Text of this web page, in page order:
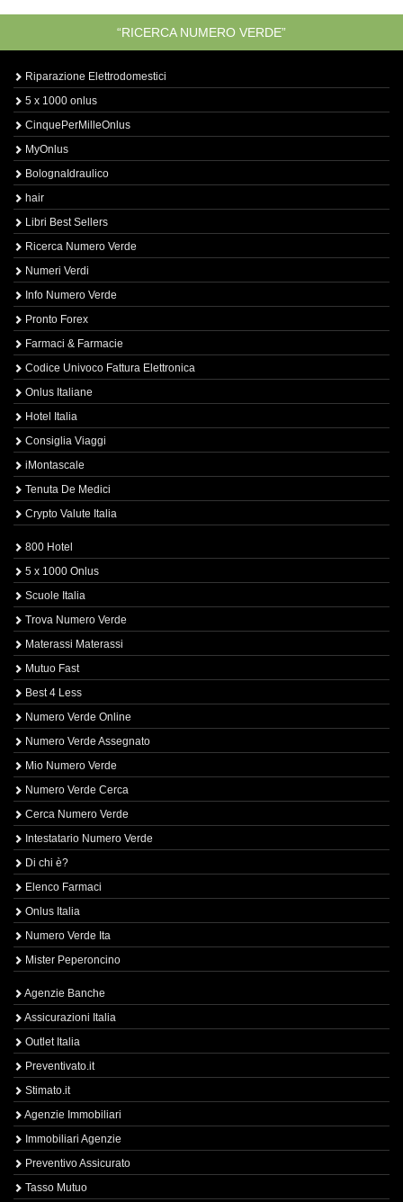
“RICERCA NUMERO VERDE”
Riparazione Elettrodomestici
5 x 1000 onlus
CinquePerMilleOnlus
MyOnlus
BolognaIdraulico
hair
Libri Best Sellers
Ricerca Numero Verde
Numeri Verdi
Info Numero Verde
Pronto Forex
Farmaci & Farmacie
Codice Univoco Fattura Elettronica
Onlus Italiane
Hotel Italia
Consiglia Viaggi
iMontascale
Tenuta De Medici
Crypto Valute Italia
800 Hotel
5 x 1000 Onlus
Scuole Italia
Trova Numero Verde
Materassi Materassi
Mutuo Fast
Best 4 Less
Numero Verde Online
Numero Verde Assegnato
Mio Numero Verde
Numero Verde Cerca
Cerca Numero Verde
Intestatario Numero Verde
Di chi è?
Elenco Farmaci
Onlus Italia
Numero Verde Ita
Mister Peperoncino
Agenzie Banche
Assicurazioni Italia
Outlet Italia
Preventivato.it
Stimato.it
Agenzie Immobiliari
Immobiliari Agenzie
Preventivo Assicurato
Tasso Mutuo